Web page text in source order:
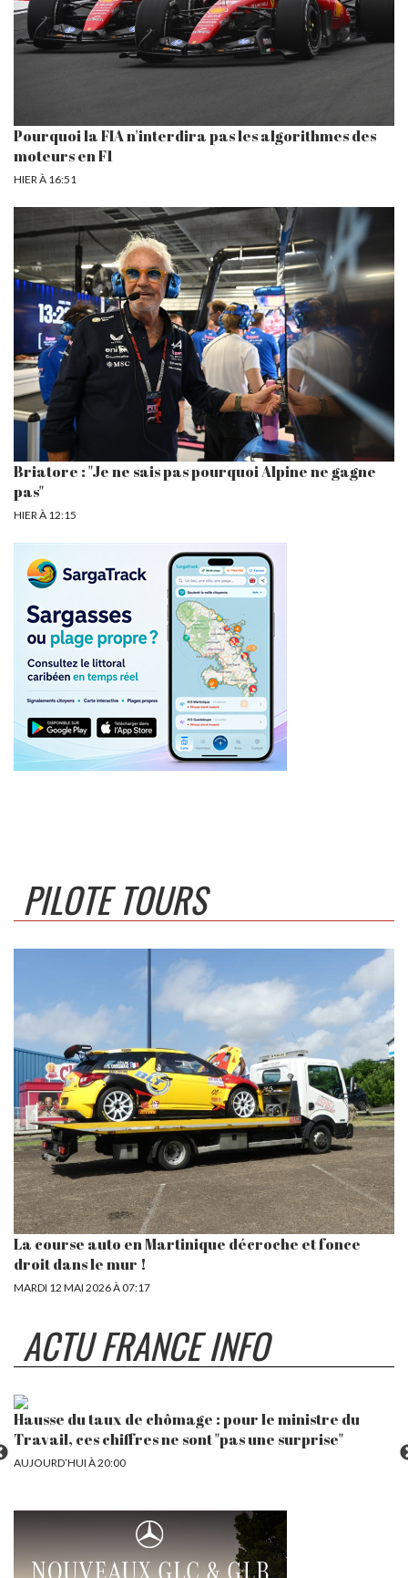
Pourquoi la FIA n'interdira pas les algorithmes des
moteurs en F1
HIER À 16:51
Briatore : "Je ne sais pas pourquoi Alpine ne gagne
pas"
HIER À 12:15
PILOTE TOURS
La course auto en Martinique décroche et fonce
droit dans le mur !
MARDI 12 MAI 2026 À 07:17
ACTU FRANCE INFO
Perséides, Voie lactée, éclipse solaire… Ce qu'il faut
savoir sur l'édition 2026 des Nuits des étoiles, qui
débute vendredi